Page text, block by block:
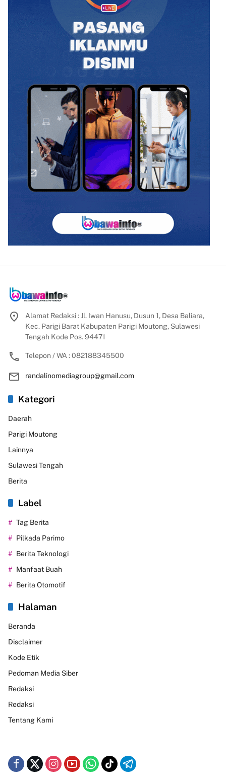
Alamat Redaksi : Jl. Iwan Hanusu, Dusun 1, Desa Baliara,
Kec. Parigi Barat Kabupaten Parigi Moutong, Sulawesi
Tengah Kode Pos. 94471
Telepon / WA : 082188345500
randalinomediagroup@gmail.com
Kategori
Daerah
Parigi Moutong
Lainnya
Sulawesi Tengah
Berita
Label
Tag Berita
Pilkada Parimo
Berita Teknologi
Manfaat Buah
Berita Otomotif
Halaman
Beranda
Disclaimer
Kode Etik
Pedoman Media Siber
Redaksi
Redaksi
Tentang Kami